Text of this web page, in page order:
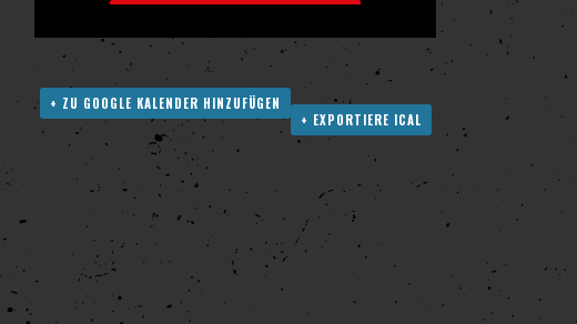
+ ZU GOOGLE KALENDER HINZUFÜGEN
+ EXPORTIERE ICAL